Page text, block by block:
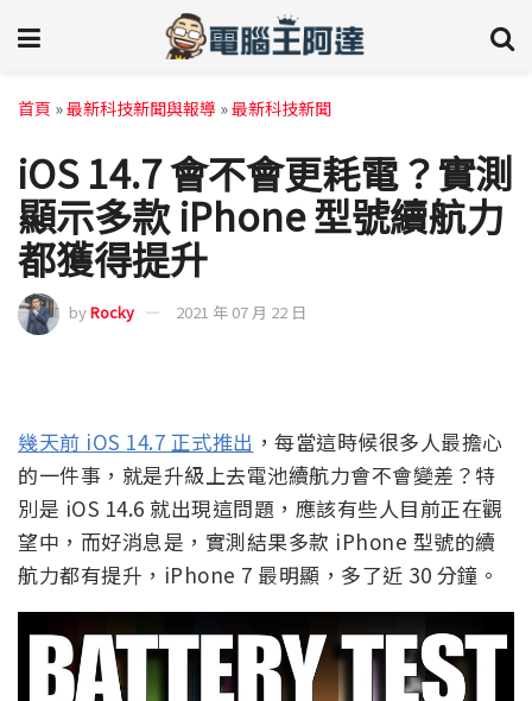
首頁 »最新科技新聞與報導 »最新科技新聞
iOS 14.7 會不會更耗電？實測
顯示多款 iPhone 型號續航力
都獲得提升
byRocky 2021 年 07 月 22 日
幾天前 iOS 14.7 正式推出 ，每當這時候很多人最擔心
的一件事，就是升級上去電池續航力會不會變差？特
別是 iOS 14.6 就出現這問題，應該有些人目前正在觀
望中，而好消息是，實測結果多款 iPhone 型號的續
航力都有提升，iPhone 7 最明顯，多了近 30 分鐘。